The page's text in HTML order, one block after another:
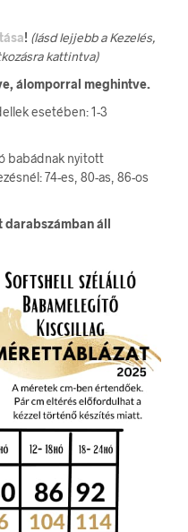
! (lásd lejjebb a Kezelés,
kattintva)
álomporral meghintve.
esetében: 1-3
babádnak nyitott
74-es, 80-as, 86-os
darabszámban áll